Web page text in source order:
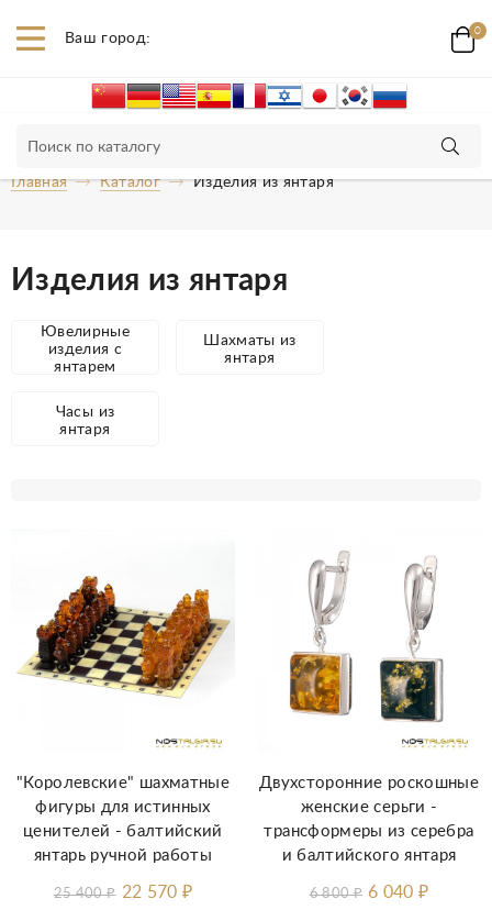
Ваш город: 0
Главная Каталог Изделия из янтаря
Изделия из янтаря
Ювелирные
изделия с
янтарем
Шахматы из
янтаря
Часы из
янтаря
"Королевские" шахматные
фигуры для истинных
ценителей - балтийский
янтарь ручной работы
25 400₽ 22 570 ₽
Двухсторонние роскошные
женские серьги -
трансформеры из серебра
и балтийского янтаря
6 800₽ 6 040₽